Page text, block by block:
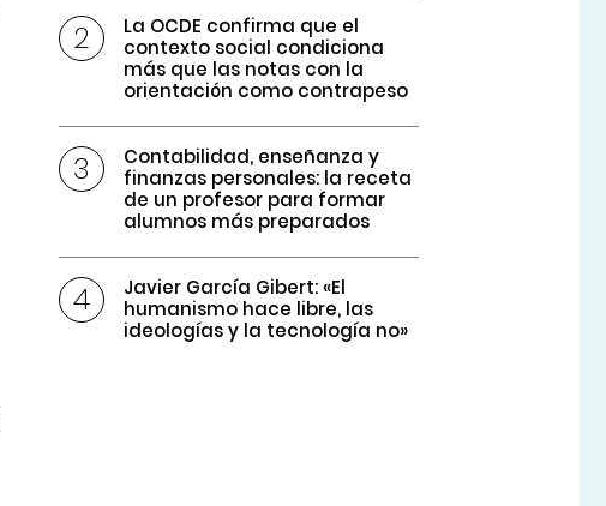
La OCDE confirma que el
contexto social condiciona
más que las notas con la
orientación como contrapeso
Contabilidad, enseñanza y
finanzas personales: la receta
de un profesor para formar
alumnos más preparados
Javier García Gibert: «El
humanismo hace libre, las
ideologías y la tecnología no»